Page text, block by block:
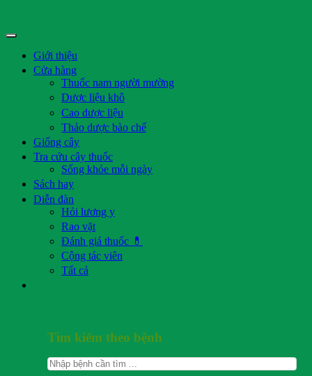
Giới thiệu
Cửa hàng
Thuốc nam người mường
Dược liệu khô
Cao dược liệu
Thảo dược bào chế
Giống cây
Tra cứu cây thuốc
Sống khỏe mỗi ngày
Sách hay
Diễn đàn
Hỏi lương y
Rao vặt
Đánh giá thuốc 💊
Cộng tác viên
Tất cả
Tìm kiếm theo bệnh